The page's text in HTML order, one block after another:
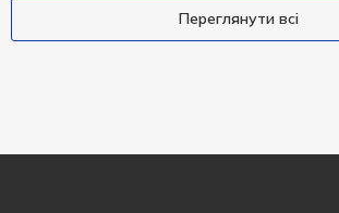
Переглянути всі